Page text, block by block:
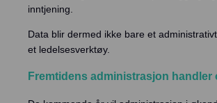
inntjening.
Data blir dermed ikke bare et
et ledelsesverktøy.
Fremtidens administrasjon handler